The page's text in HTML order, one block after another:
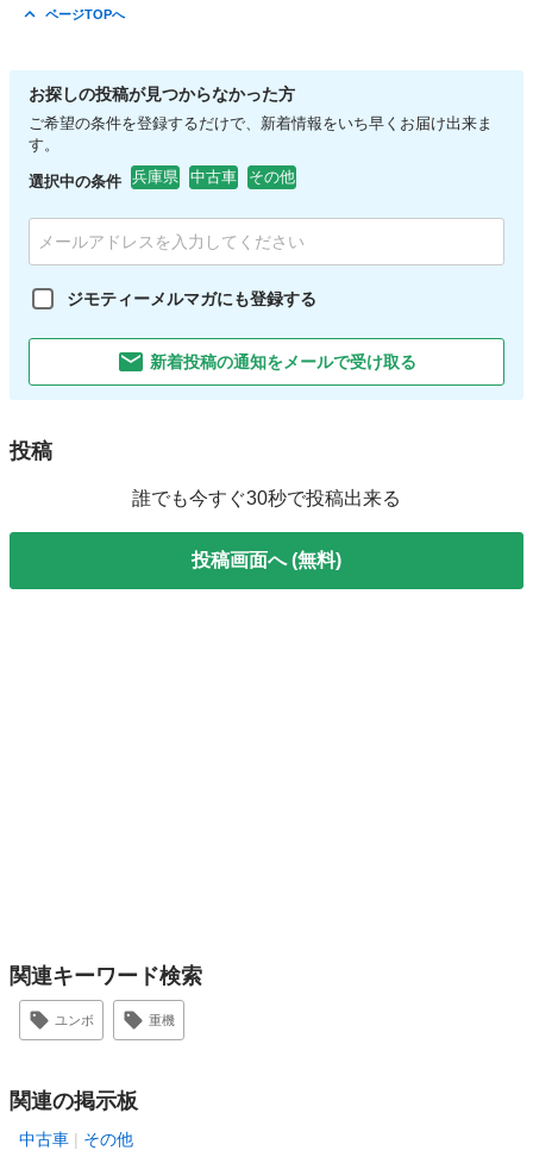
ページTOPへ
お探しの投稿が見つからなかった方
ご希望の条件を登録するだけで、新着情報をいち早くお届け出来ま
す。
選択中の条件 兵庫県 中古車 その他
ジモティーメルマガにも登録する
新着投稿の通知をメールで受け取る
投稿
誰でも今すぐ30秒で投稿出来る
投稿画面へ (無料)
関連キーワード検索
ユンボ 重機
関連の掲示板
中古車 その他